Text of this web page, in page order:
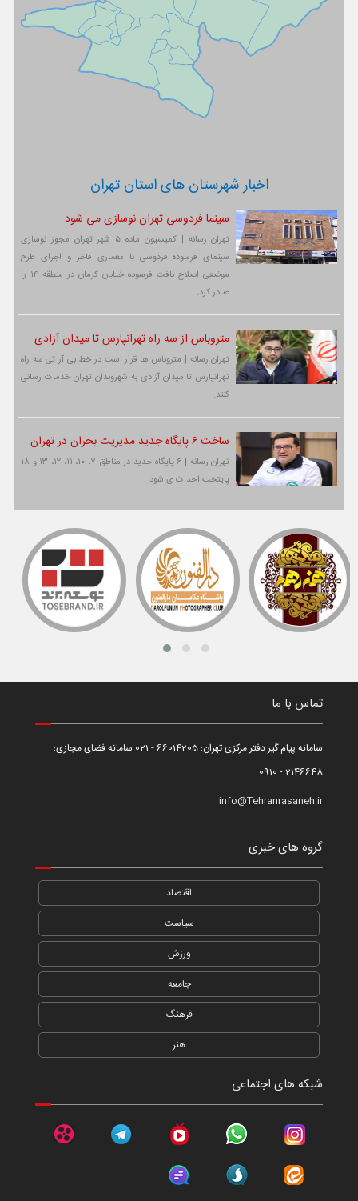
اخبار شهرستان های استان تهران
سینما فردوسی تهران نوسازی می شود
تهران رسانه | کمیسیون ماده ۵ شهر تهران مجوز نوسازی
سینمای فرسوده فردوسی با معماری فاخر و اجرای طرح
موضعی اصلاح بافت فرسوده خیابان کرمان در منطقه ۱۴ را
صادر کرد.
متروباس از سه راه تهرانپارس تا میدان آزادی
تهران رسانه | متروباس ها قرار است در خط بی آر تی سه راه
تهرانپارس تا میدان آزادی به شهروندان تهران خدمات رسانی
کنند.
ساخت ۶ پایگاه جدید مدیریت بحران در تهران
تهران رسانه | ۶ پایگاه جدید در مناطق ۷، ۱۰، ۱۱، ۱۲، ۱۳ و ۱۸
پایتخت احداث ی شود.
تماس با ما
سامانه پیام گیر دفتر مرکزی تهران؛ 66014205 - 021 سامانه فضای مجازی؛
2146648 - 0910
info@Tehranrasaneh.ir
گروه های خبری
اقتصاد
سیاست
ورزش
جامعه
فرهنگ
هنر
شبکه های اجتماعی